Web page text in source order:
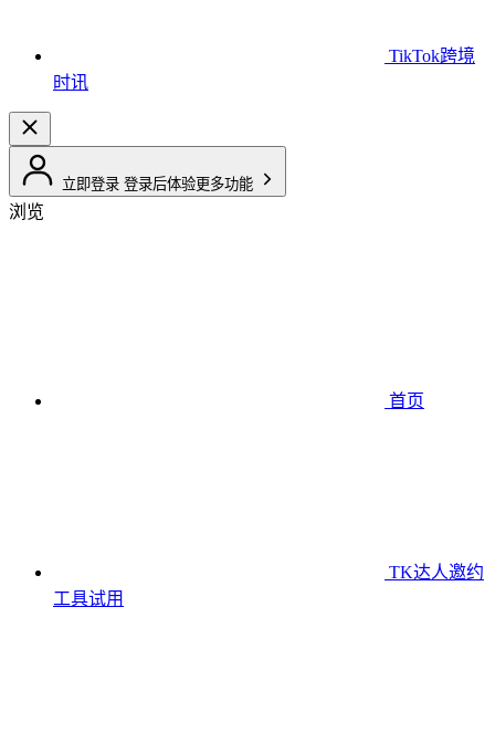
TikTok跨境
时讯
立即登录 登录后体验更多功能
浏览
首页
TK达人邀约
工具试用